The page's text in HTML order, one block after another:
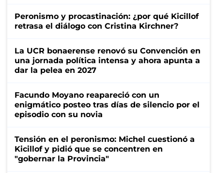
Peronismo y procastinación: ¿por qué Kicillof
retrasa el diálogo con Cristina Kirchner?
La UCR bonaerense renovó su Convención en
una jornada política intensa y ahora apunta a
dar la pelea en 2027
Facundo Moyano reapareció con un
enigmático posteo tras días de silencio por el
episodio con su novia
Tensión en el peronismo: Michel cuestionó a
Kicillof y pidió que se concentren en
"gobernar la Provincia"